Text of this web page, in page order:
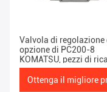
Valvola di regolazione
opzione di PC200-8
KOMATSU, pezzi di
movimento terra
macchinario 2KG
Ottenga il migliore